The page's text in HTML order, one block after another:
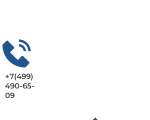
+7(499)
490-65-
09